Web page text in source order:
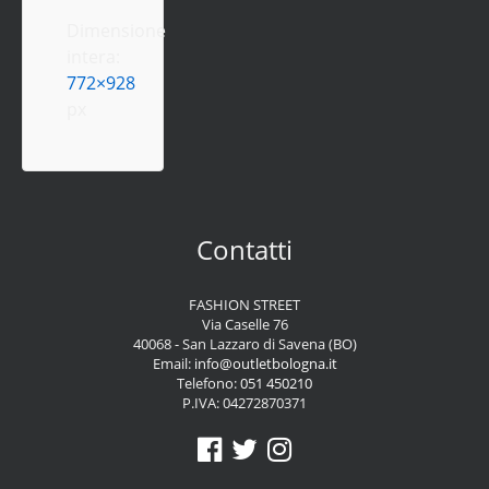
Dimensione
772×928
Contatti
FASHION STREET
Via Caselle 76
40068 - San Lazzaro di Savena (BO)
Email: info@outletbologna.it
Telefono:051 450210
P.IVA: 04272870371